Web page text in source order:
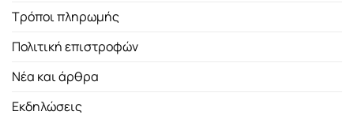
Τρόποι πληρωμής
Πολιτική επιστροφών
Νέα και άρθρα
Εκδηλώσεις